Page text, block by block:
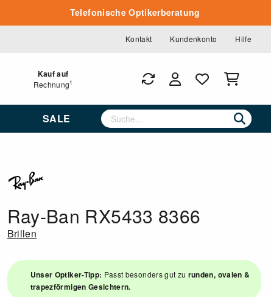
Telefonische Optikerberatung
Kontakt Kundenkonto Hilfe
Kauf auf
Rechnung1
SALE
Ray-Ban RX5433 8366
Brillen
Unser Optiker-Tipp: Passt besonders gut zu runden, ovalen &
trapezförmigen Gesichtern.